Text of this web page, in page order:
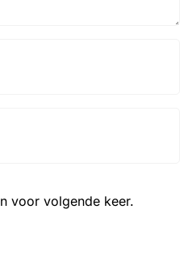
voor volgende keer.